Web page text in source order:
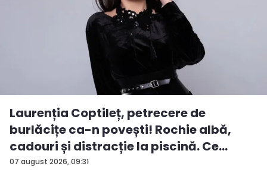
07 august 2026, 09:31
Laurenția Coptileț, petrecere de
burlăcițe ca-n povești! Rochie albă,
cadouri și distracție la piscină. Ce
surp...